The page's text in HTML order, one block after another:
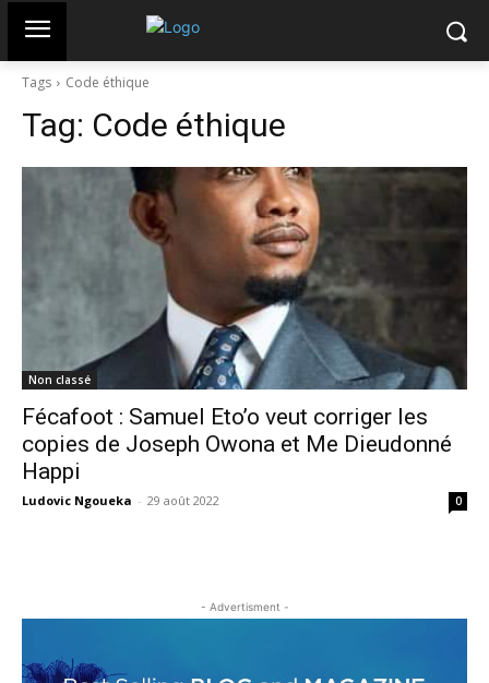
Tags Code éthique
Tag: Code éthique
Non classé
Fécafoot : Samuel Eto’o veut corriger les
copies de Joseph Owona et Me Dieudonné
Happi
Ludovic Ngoueka - 29 août 2022 0
- Advertisment -